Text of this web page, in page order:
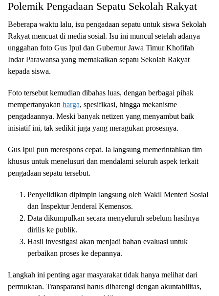
Polemik Pengadaan Sepatu Sekolah Rakyat
Beberapa waktu lalu, isu pengadaan sepatu untuk siswa Sekolah
Rakyat mencuat di media sosial. Isu ini muncul setelah adanya
unggahan foto Gus Ipul dan Gubernur Jawa Timur Khofifah
Indar Parawansa yang memakaikan sepatu Sekolah Rakyat
kepada siswa.
Foto tersebut kemudian dibahas luas, dengan berbagai pihak
mempertanyakan harga, spesifikasi, hingga mekanisme
pengadaannya. Meski banyak netizen yang menyambut baik
inisiatif ini, tak sedikit juga yang meragukan prosesnya.
Gus Ipul pun merespons cepat. Ia langsung memerintahkan tim
khusus untuk menelusuri dan mendalami seluruh aspek terkait
pengadaan sepatu tersebut.
Penyelidikan dipimpin langsung oleh Wakil Menteri Sosial
dan Inspektur Jenderal Kemensos.
Data dikumpulkan secara menyeluruh sebelum hasilnya
dirilis ke publik.
Hasil investigasi akan menjadi bahan evaluasi untuk
perbaikan proses ke depannya.
Langkah ini penting agar masyarakat tidak hanya melihat dari
permukaan. Transparansi harus dibarengi dengan akuntabilitas,